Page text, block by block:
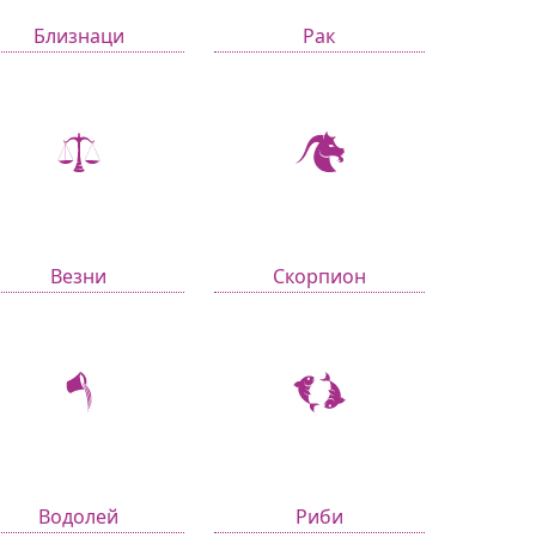
Близнаци Рак
Везни Скорпион
Водолей Риби